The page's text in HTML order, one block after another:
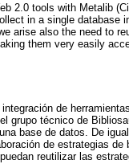
2.0 tools with Metalib
in a single database
arise also the need to
them very easily
de
grupo técnico de
base de datos. De
de estrategias
reutilizar las